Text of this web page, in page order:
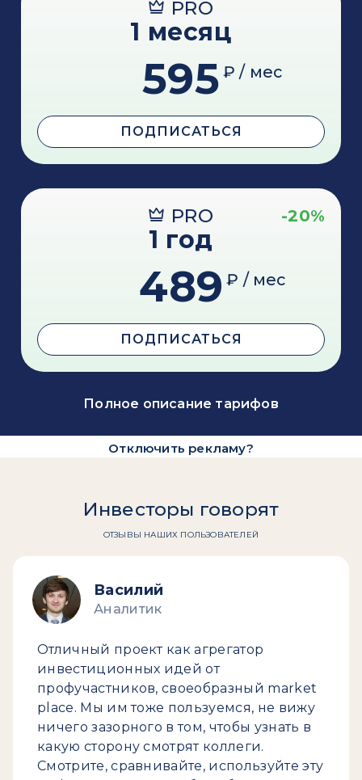
PRO
1 месяц
595 ₽ / мес
ПОДПИСАТЬСЯ
PRO -20%
1 год
489 ₽ / мес
ПОДПИСАТЬСЯ
Полное описание тарифов
Отключить рекламу?
Инвесторы говорят
ОТЗЫВЫ НАШИХ ПОЛЬЗОВАТЕЛЕЙ
Василий
Аналитик
Отличный проект как агрегатор
инвестиционных идей от
профучастников, своеобразный market
place. Мы им тоже пользуемся, не вижу
ничего зазорного в том, чтобы узнать в
какую сторону смотрят коллеги.
Смотрите, сравнивайте, используйте эту